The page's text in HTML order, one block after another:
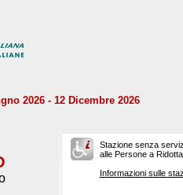
2026 - 12 Dicembre 2026
Stazione senza
alle Persone a
Informazioni sulle